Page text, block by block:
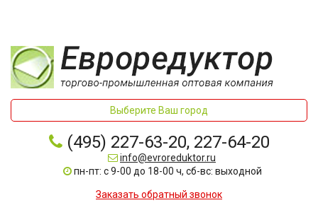
Выберите Ваш город
(495) 227-63-20, 227-64-20
info@evroreduktor.ru
пн-пт: с 9-00 до 18-00 ч, сб-вс: выходной
Заказать обратный звонок